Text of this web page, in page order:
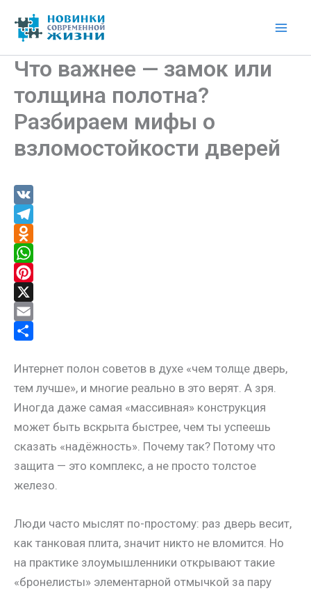
Что важнее — замок или
толщина полотна?
Разбираем мифы о
взломостойкости дверей
V
KT
e
l
e
g
r
m
O
d
n
o
k
a
s
s
n
i
k
i
W
h
a
t
A
p
p
P
n
e
r
e
s
t
X
E
a
i
l
т
п
р
а
в
и
т
Интернет полон советов в духе «чем толще дверь,
тем лучше», и многие реально в это верят. А зря.
Иногда даже самая «массивная» конструкция
может быть вскрыта быстрее, чем ты успеешь
сказать «надёжность». Почему так? Потому что
защита — это комплекс, а не просто толстое
железо.
Люди часто мыслят по-простому: раз дверь весит,
как танковая плита, значит никто не вломится. Но
на практике злоумышленники открывают такие
«бронелисты» элементарной отмычкой за пару